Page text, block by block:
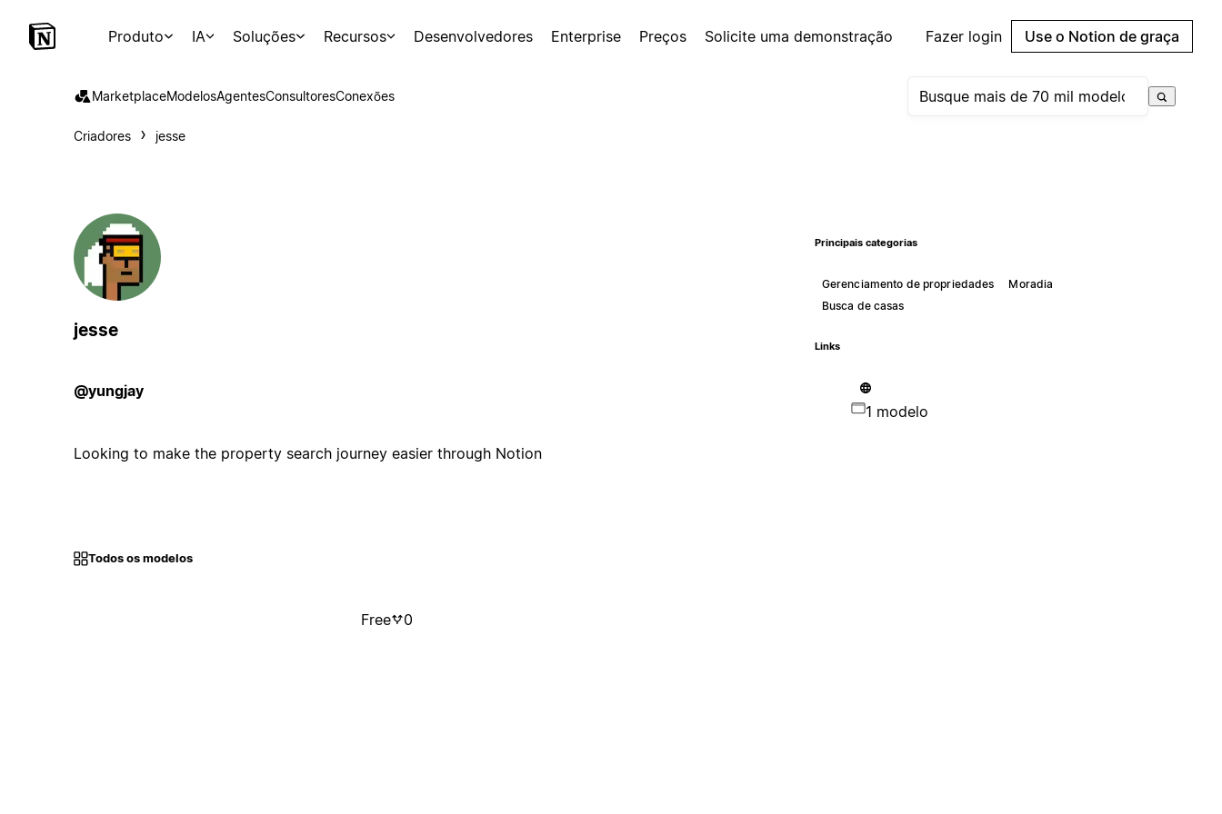
Produto IA Soluções Recursos Desenvolvedores Enterprise Preços Solicite uma demonstração Fazer login Use o Notion de graça
MarketplaceModelosAgentesConsultoresConexões
Criadores jesse
jesse
@yungjay
Looking to make the property search journey easier through Notion
Principais categorias
Gerenciamento de propriedades
Moradia
Busca de casas
Links
1 modelo
Todos os modelos
Free 0